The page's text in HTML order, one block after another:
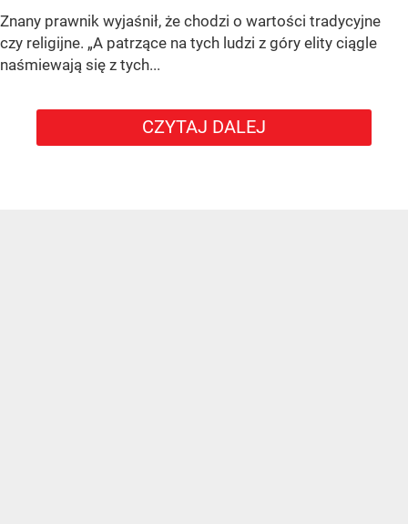
Znany prawnik wyjaśnił, że chodzi o wartości tradycyjne
czy religijne. „A patrzące na tych ludzi z góry elity ciągle
naśmiewają się z tych...
CZYTAJ DALEJ